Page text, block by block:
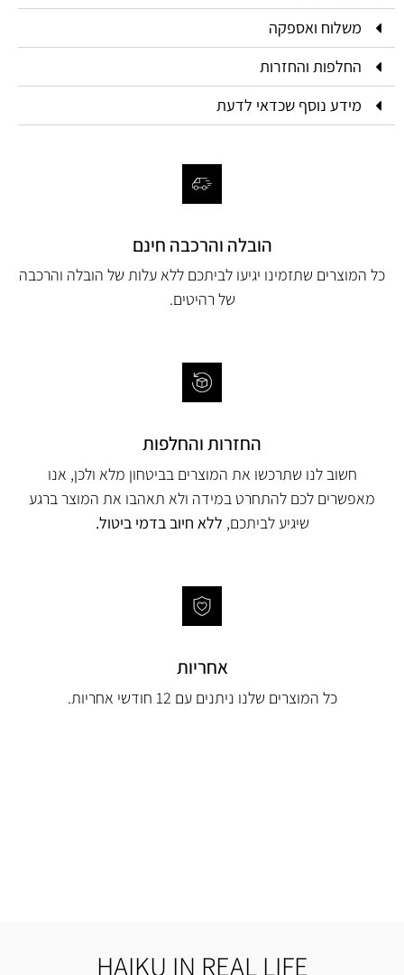
משלוח ואספקה
החלפות והחזרות
מידע נוסף שכדאי לדעת
הובלה והרכבה חינם
כל המוצרים שתזמינו יגיעו לביתכם ללא עלות של הובלה והרכבה
של רהיטים.
החזרות והחלפות
חשוב לנו שתרכשו את המוצרים בביטחון מלא ולכן, אנו
מאפשרים לכם להתחרט במידה ולא תאהבו את המוצר ברגע
שיגיע לביתכם, ללא חיוב בדמי ביטול.
אחריות
כל המוצרים שלנו ניתנים עם 12 חודשי אחריות.
HAIKU IN REAL LIFE